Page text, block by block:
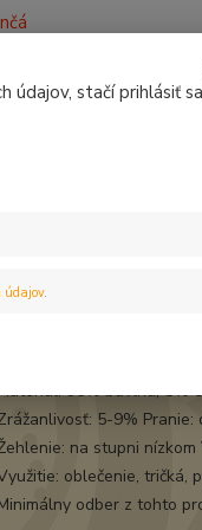
95% bavlna, 5%
5-9%
na stupni
oblečenie, tričká,
odber z tohto
údajov, stačí prihlásiť sa
údajov.